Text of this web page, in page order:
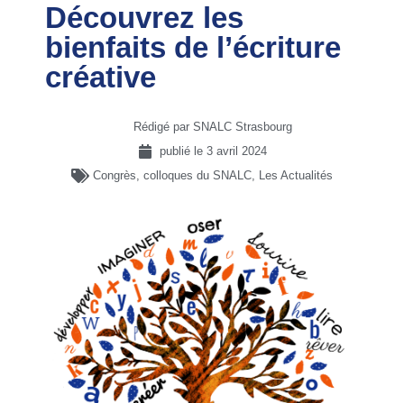
Découvrez les
bienfaits de l’écriture
créative
Rédigé par SNALC Strasbourg
publié le 3 avril 2024
Congrès, colloques du SNALC, Les Actualités